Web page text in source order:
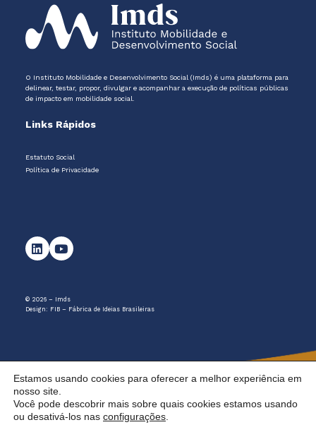
O Instituto Mobilidade e Desenvolvimento Social (Imds) é uma plataforma para
delinear, testar, propor, divulgar e acompanhar a execução de políticas públicas
de impacto em mobilidade social.
Links Rápidos
Estatuto Social
Política de Privacidade
© 2026 – Imds
Design: FIB – Fábrica de Ideias Brasileiras
Estamos usando cookies para oferecer a melhor experiência em
nosso site.
Você pode descobrir mais sobre quais cookies estamos usando
ou desativá-los nas configurações